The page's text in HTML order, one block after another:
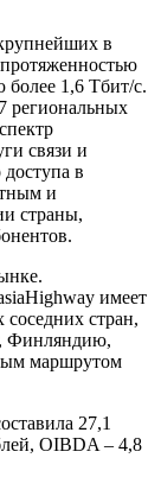
в
более 1,6 Тбит/с.
региональных
связи и
в
и
страны,
имеет
соседних стран,
Финляндию,
маршрутом
27,1
OIBDA – 4,8